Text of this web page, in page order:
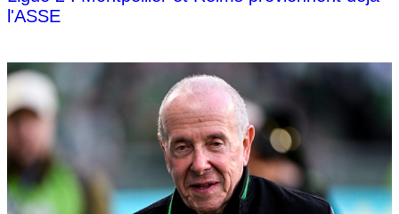
l'ASSE